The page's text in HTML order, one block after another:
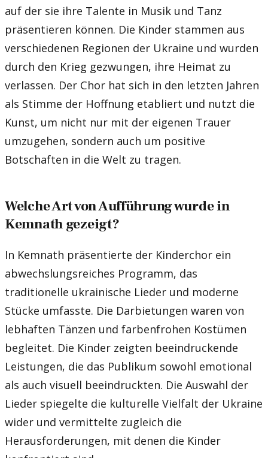
auf der sie ihre Talente in Musik und Tanz
präsentieren können. Die Kinder stammen aus
verschiedenen Regionen der Ukraine und wurden
durch den Krieg gezwungen, ihre Heimat zu
verlassen. Der Chor hat sich in den letzten Jahren
als Stimme der Hoffnung etabliert und nutzt die
Kunst, um nicht nur mit der eigenen Trauer
umzugehen, sondern auch um positive
Botschaften in die Welt zu tragen.
Welche Art von Aufführung wurde in
Kemnath gezeigt?
In Kemnath präsentierte der Kinderchor ein
abwechslungsreiches Programm, das
traditionelle ukrainische Lieder und moderne
Stücke umfasste. Die Darbietungen waren von
lebhaften Tänzen und farbenfrohen Kostümen
begleitet. Die Kinder zeigten beeindruckende
Leistungen, die das Publikum sowohl emotional
als auch visuell beeindruckten. Die Auswahl der
Lieder spiegelte die kulturelle Vielfalt der Ukraine
wider und vermittelte zugleich die
Herausforderungen, mit denen die Kinder